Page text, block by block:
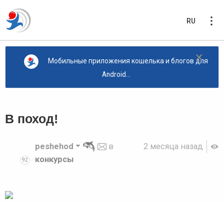
RU
×
Мобильные приложения кошелька и блогов для
Android...
В поход!
2 месяца назад
92
peshehod
в
конкурсы